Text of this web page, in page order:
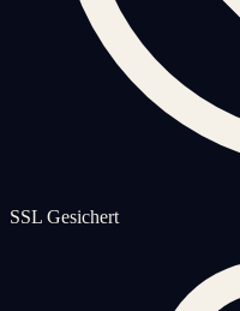
SSL Gesichert